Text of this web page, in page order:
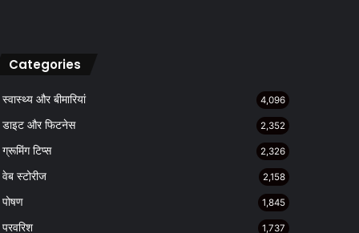
Categories
स्वास्थ्य और बीमारियां 4,096
डाइट और फिटनेस 2,352
ग्रूमिंग टिप्स 2,326
वेब स्टोरीज 2,158
पोषण 1,845
परवरिश 1,737